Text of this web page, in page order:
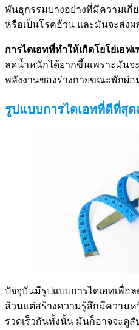
พันธุกรรมบางอย่างที่มีความเ
หรือเป็นโรคอ้วน และมันจะส่ง
การไดเอทที่ทำให้เกิดโยโย่เอฟเ
ลดน้ำหนักได้ยากขึ้นเพราะมันจ
พลังงานของร่างกายขณะพักผ่อ
รูปแบบการไดเอทที่ดีที่สุ
ปัจจุบันมีรูปแบบการไดเอทเพื่อ
ล้วนแต่สร้างความรู้สึกมีความห
รวดเร็วกันทั้งนั้น มันก็อาจจะดู